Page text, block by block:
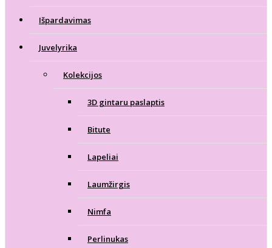
Išpardavimas
Juvelyrika
Kolekcijos
3D gintaru paslaptis
Bitute
Lapeliai
Laumžirgis
Nimfa
Perlinukas